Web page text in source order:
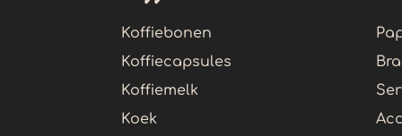
Koffiebonen
Koffiecapsules
Koffiemelk
Koek